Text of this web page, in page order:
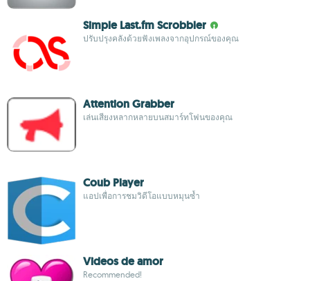
Simple Last.fm Scrobbler
ปรับปรุงคลังด้วยฟังเพลงจากอุปกรณ์ของคุณ
Attention Grabber
เล่นเสียงหลากหลายบนสมาร์ทโฟนของคุณ
Coub Player
แอปเพื่อการชมวิดีโอแบบหมุนซ้ำ
Videos de amor
Recommended!